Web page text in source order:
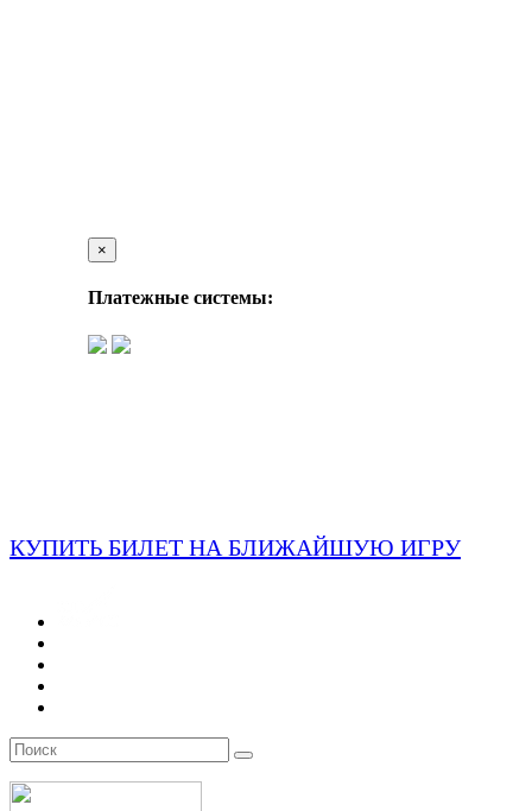
×
Платежные системы:
КУПИТЬ БИЛЕТ НА БЛИЖАЙШУЮ ИГРУ